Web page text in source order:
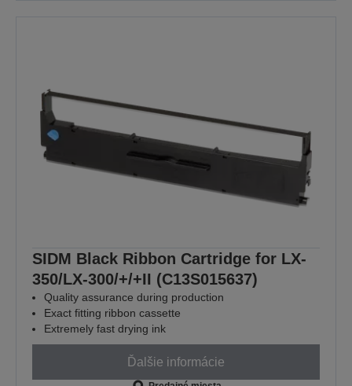
SIDM Black Ribbon Cartridge for LX-
350/LX-300/+/+II (C13S015637)
Quality assurance during production
Exact fitting ribbon cassette
Extremely fast drying ink
Ďalšie informácie